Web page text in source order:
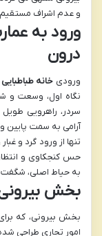
و عدم اشراف
ورود به
درون
ورودی خانه طباطبایی
نگاه اول، وسعت و
آرامی به سمت پایین
تنها از ورود گرد و
حس کنجکاوی و انتظار
به حیاط اصلی،
بخش
بخش بیرونی، که
امور تجاری طراحی